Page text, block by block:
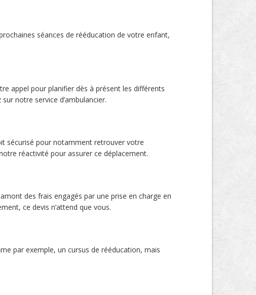
séances de rééducation de votre enfant,
appel pour planifier dès à présent les différents
notre service d’ambulancier.
sécurisé pour notamment retrouver votre
réactivité pour assurer ce déplacement.
des frais engagés par une prise en charge en
ce devis n’attend que vous.
par exemple, un cursus de rééducation, mais